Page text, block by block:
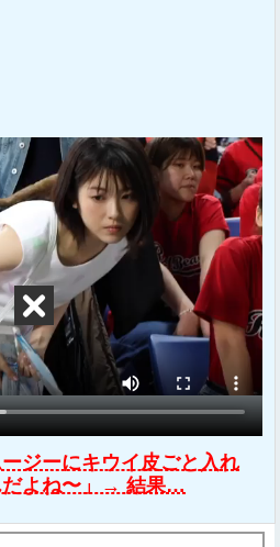
ージーにキウイ皮ごと入れ
だよね〜」→ 結果…